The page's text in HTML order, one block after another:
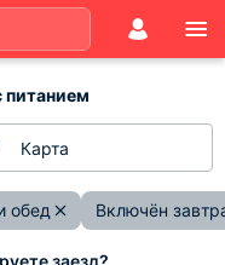
питанием
Карта
обед Включён